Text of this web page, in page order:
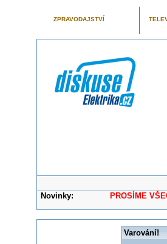
ZPRAVODAJSTVÍ
Novinky: PROSÍME
Varování!